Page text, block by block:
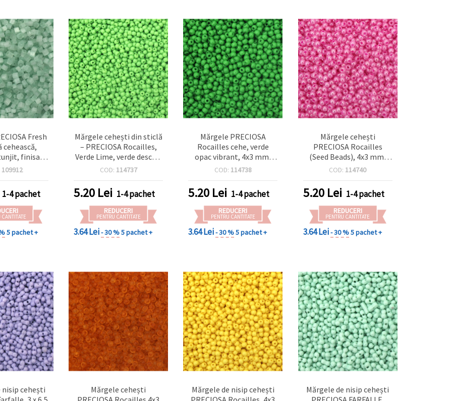
Fresh
finisaj
mentă,
mm – 20 g
buc.)
109912
1-4 pachet
CANTITATE
5 pachet +
Mărgele cehești din sticlă
– PRECIOSA Rocailles,
Verde Lime, verde deschis
opac, 4x3 mm, orificiu 1
COD: 114737
5.20 Lei 1-4 pachet
REDUCERI
PENTRU CANTITATE
3.64 Lei- 30 %5 pachet +
Mărgele PRECIOSA
Rocailles cehe, verde
opac vibrant, 4x3 mm,
orificiu 1 mm – ideale
și proiecte DIY – 20 g
(±320 buc.)
COD: 114738
5.20 Lei 1-4 pachet
REDUCERI
PENTRU CANTITATE
3.64 Lei- 30 %5 pachet +
Mărgele cehești
PRECIOSA Rocailles
(Seed Beads), 4x3 mm,
orificiu 1 mm, roz perlat
COD: 114740
5.20Lei 1-4 pachet
REDUCERI
PENTRU CANTITATE
3.64 Lei- 30 %5 pachet +
nisip cehești
Mărgele cehești
Mărgele de nisip cehești
Mărgele de nisip cehești